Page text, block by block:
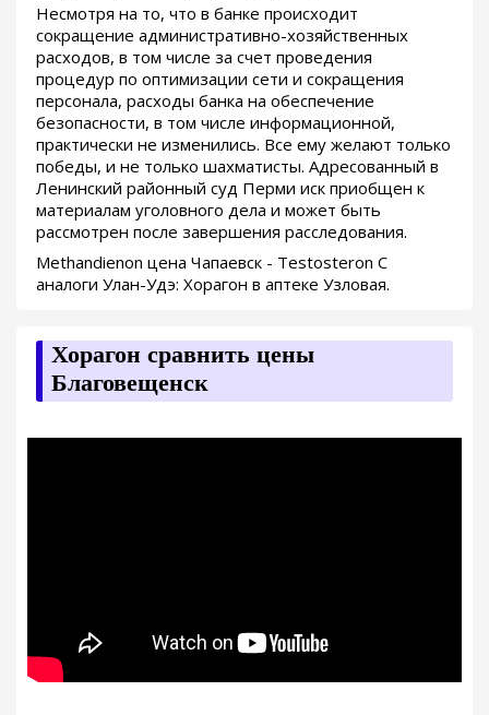
Несмотря на то, что в банке происходит
сокращение административно-хозяйственных
расходов, в том числе за счет проведения
процедур по оптимизации сети и сокращения
персонала, расходы банка на обеспечение
безопасности, в том числе информационной,
практически не изменились. Все ему желают только
победы, и не только шахматисты. Адресованный в
Ленинский районный суд Перми иск приобщен к
материалам уголовного дела и может быть
рассмотрен после завершения расследования.
Methandienon цена Чапаевск - Testosteron C
аналоги Улан-Удэ: Хорагон в аптеке Узловая.
Хорагон сравнить цены
Благовещенск